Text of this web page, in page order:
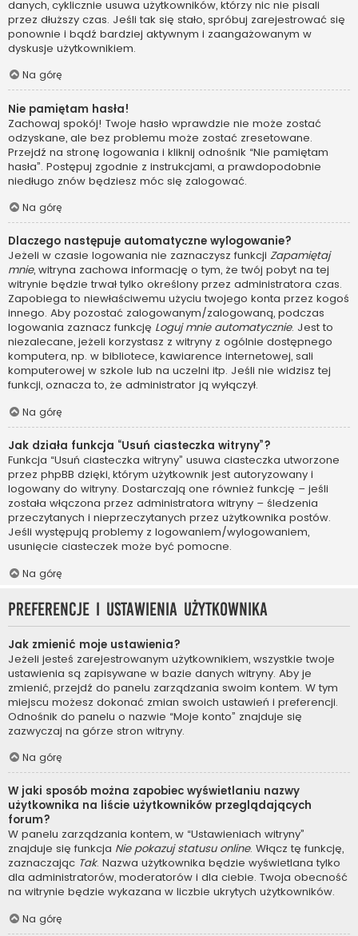
danych, cyklicznie usuwa użytkowników, którzy nic nie pisali
przez dłuższy czas. Jeśli tak się stało, spróbuj zarejestrować się
ponownie i bądź bardziej aktywnym i zaangażowanym w
dyskusje użytkownikiem.
Na górę
Nie pamiętam hasła!
Zachowaj spokój! Twoje hasło wprawdzie nie może zostać
odzyskane, ale bez problemu może zostać zresetowane.
Przejdź na stronę logowania i kliknij odnośnik “Nie pamiętam
hasła”. Postępuj zgodnie z instrukcjami, a prawdopodobnie
niedługo znów będziesz móc się zalogować.
Na górę
Dlaczego następuje automatyczne wylogowanie?
Jeżeli w czasie logowania nie zaznaczysz funkcji Zapamiętaj
mnie, witryna zachowa informację o tym, że twój pobyt na tej
witrynie będzie trwał tylko określony przez administratora czas.
Zapobiega to niewłaściwemu użyciu twojego konta przez kogoś
innego. Aby pozostać zalogowanym/zalogowaną, podczas
logowania zaznacz funkcję Loguj mnie automatycznie. Jest to
niezalecane, jeżeli korzystasz z witryny z ogólnie dostępnego
komputera, np. w bibliotece, kawiarence internetowej, sali
komputerowej w szkole lub na uczelni itp. Jeśli nie widzisz tej
funkcji, oznacza to, że administrator ją wyłączył.
Na górę
Jak działa funkcja “Usuń ciasteczka witryny”?
Funkcja “Usuń ciasteczka witryny” usuwa ciasteczka utworzone
przez phpBB dzięki, którym użytkownik jest autoryzowany i
logowany do witryny. Dostarczają one również funkcję – jeśli
została włączona przez administratora witryny – śledzenia
przeczytanych i nieprzeczytanych przez użytkownika postów.
Jeśli występują problemy z logowaniem/wylogowaniem,
usunięcie ciasteczek może być pomocne.
Na górę
Preferencje i ustawienia użytkownika
Jak zmienić moje ustawienia?
Jeżeli jesteś zarejestrowanym użytkownikiem, wszystkie twoje
ustawienia są zapisywane w bazie danych witryny. Aby je
zmienić, przejdź do panelu zarządzania swoim kontem. W tym
miejscu możesz dokonać zmian swoich ustawień i preferencji.
Odnośnik do panelu o nazwie “Moje konto” znajduje się
zazwyczaj na górze stron witryny.
Na górę
W jaki sposób można zapobiec wyświetlaniu nazwy
użytkownika na liście użytkowników przeglądających
forum?
W panelu zarządzania kontem, w “Ustawieniach witryny”
znajduje się funkcja Nie pokazuj statusu online. Włącz tę funkcję,
zaznaczając Tak. Nazwa użytkownika będzie wyświetlana tylko
dla administratorów, moderatorów i dla ciebie. Twoja obecność
na witrynie będzie wykazana w liczbie ukrytych użytkowników.
Na górę